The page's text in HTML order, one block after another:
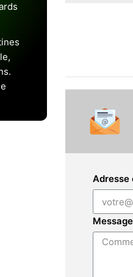
Adresse
Message